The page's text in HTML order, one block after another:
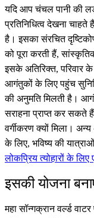
यदि आप चंचल पानी की
प्रतिनिधित्व देखना
है। इसका संरचित
को पूरा करती हैं,
इसके अतिरिक्त, परिवार
आगंतुकों के लिए पहुंच
की अनुमति मिलती है।
सराहना प्राप्त कर सकते
वर्गीकरण क्यों मिला।
के लिए, भविष्य की
लोकप्रिय त्योहारों के लिए
इसकी योजना
महा सॉन्गक्रान वर्ल्ड